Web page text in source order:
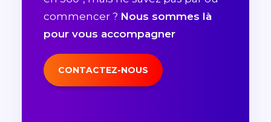
commencer ? Nous sommes là
pour vous accompagner
CONTACTEZ-NOUS